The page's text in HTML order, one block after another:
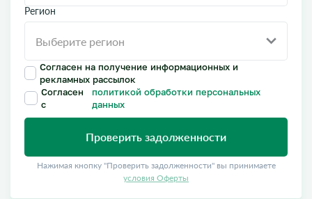
Регион
Согласен на получение информационных и
рекламных рассылок
Согласен
с
политикой обработки персональных
данных
Проверить задолженности
Нажимая кнопку "Проверить задолженности" вы принимаете
условия Оферты